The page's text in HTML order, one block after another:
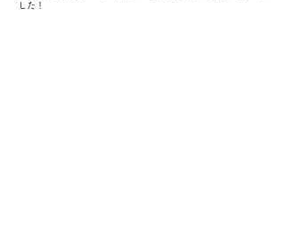
した！